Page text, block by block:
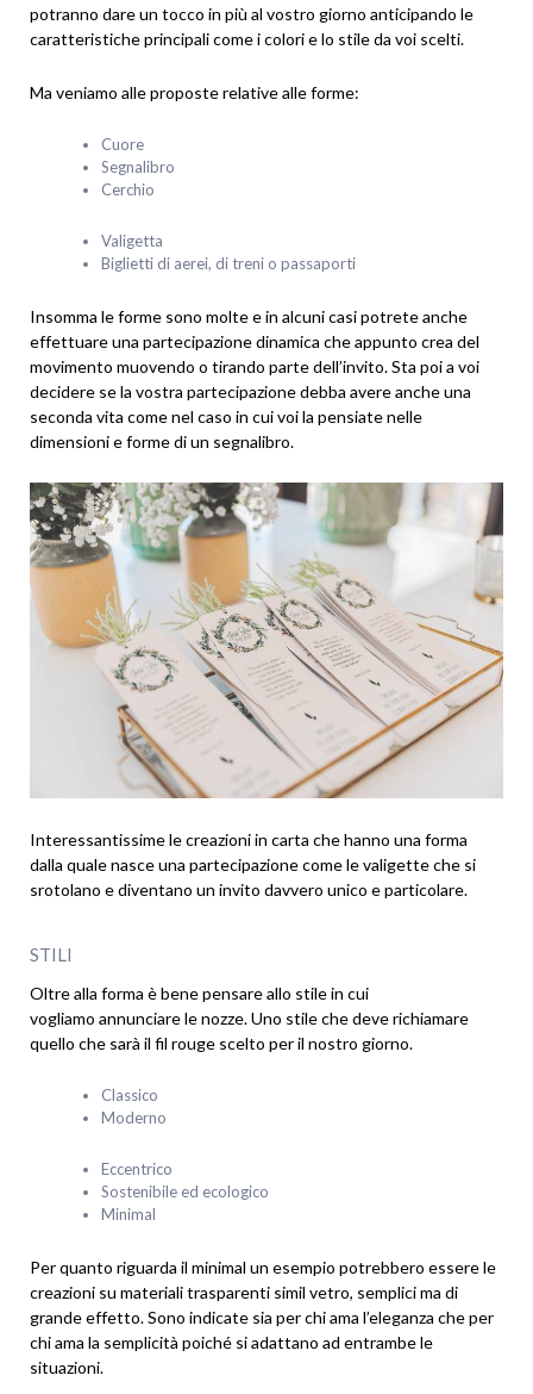
potranno dare un tocco in più al vostro giorno anticipando le
caratteristiche principali come i colori e lo stile da voi scelti.
Ma veniamo alle proposte relative alle forme:
Cuore
Segnalibro
Cerchio
Valigetta
Biglietti di aerei, di treni o passaporti
Insomma le forme sono molte e in alcuni casi potrete anche
effettuare una partecipazione dinamica che appunto crea del
movimento muovendo o tirando parte dell’invito. Sta poi a voi
decidere se la vostra partecipazione debba avere anche una
seconda vita come nel caso in cui voi la pensiate nelle
dimensioni e forme di un segnalibro.
Interessantissime le creazioni in carta che hanno una forma
dalla quale nasce una partecipazione come le valigette che si
srotolano e diventano un invito davvero unico e particolare.
STILI
Oltre alla forma è bene pensare allo stile in cui
vogliamo annunciare le nozze. Uno stile che deve richiamare
quello che sarà il fil rouge scelto per il nostro giorno.
Classico
Moderno
Eccentrico
Sostenibile ed ecologico
Minimal
Per quanto riguarda il minimal un esempio potrebbero essere le
creazioni su materiali trasparenti simil vetro, semplici ma di
grande effetto. Sono indicate sia per chi ama l’eleganza che per
chi ama la semplicità poiché si adattano ad entrambe le
situazioni.